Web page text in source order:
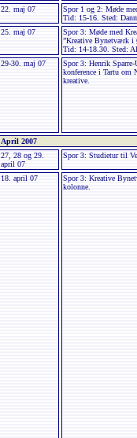
22. maj 07
Spor 1 og 2: Møde
Tid: 15-16. Sted:
25. maj 07
Spor 3: Møde med
”Kreative Bynetværk i
Tid: 14-18.30. Sted:
29-30. maj 07
Spor 3: Henrik Sparre-
konference i Tartu om
kreative.
April 2007
27, 28 og 29.
april 07
Spor 3: Studietur til
18. april 07
Spor 3: Kreative
kolonne.